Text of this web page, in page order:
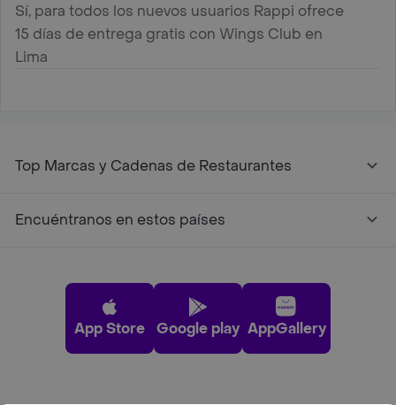
Sí, para todos los nuevos usuarios Rappi ofrece
15 días de entrega gratis con Wings Club en
Lima
Top Marcas y Cadenas de Restaurantes
Encuéntranos en estos países
App Store Google play AppGallery